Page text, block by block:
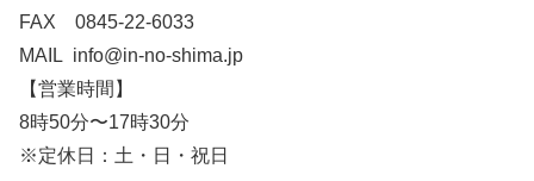
FAX 0845-22-6033
MAIL info@in-no-shima.jp
【営業時間】
8時50分〜17時30分
※定休日：土・日・祝日